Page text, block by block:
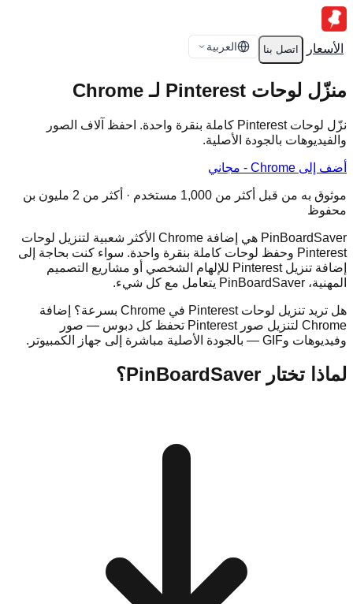
الأسعار اتصل بنا العربية
منزّل لوحات Pinterest لـ Chrome
نزّل لوحات Pinterest كاملة بنقرة واحدة. احفظ آلاف الصور
والفيديوهات بالجودة الأصلية.
أضف إلى Chrome - مجاني
موثوق به من قبل أكثر من 1,000 مستخدم · أكثر من 2 مليون بن
محفوظ
PinBoardSaver هي إضافة Chrome الأكثر شعبية لتنزيل لوحات
Pinterest وحفظ لوحات كاملة بنقرة واحدة. سواء كنت بحاجة إلى
إضافة تنزيل Pinterest للإلهام الشخصي أو مشاريع التصميم
المهنية، PinBoardSaver يتعامل مع كل شيء.
هل تريد تنزيل لوحات Pinterest في Chrome بسرعة؟ إضافة
Chrome لتنزيل صور Pinterest تحفظ كل دبوس — صور
وفيديوهات وGIF — بالجودة الأصلية مباشرة إلى جهاز الكمبيوتر.
لماذا تختار PinBoardSaver؟